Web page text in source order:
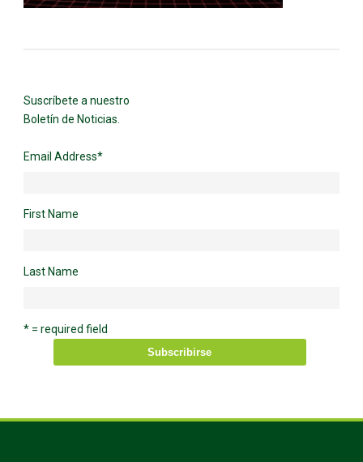
Suscríbete a nuestro
Boletín de Noticias.
Email Address*
First Name
Last Name
* = required field